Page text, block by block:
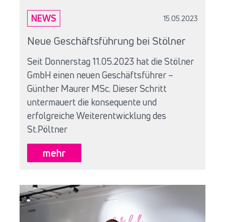
NEWS 15.05.2023
Neue Geschäftsführung bei Stölner
Seit Donnerstag 11.05.2023 hat die Stölner
GmbH einen neuen Geschäftsführer –
Günther Maurer MSc. Dieser Schritt
untermauert die konsequente und
erfolgreiche Weiterentwicklung des
St.Pöltner
mehr